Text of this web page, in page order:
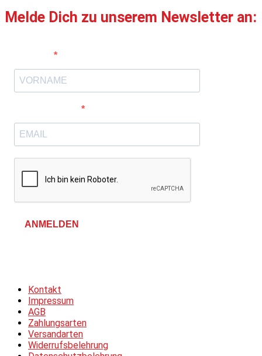
Melde Dich zu unserem Newsletter an:
ANMELDEN
Kontakt
Impressum
AGB
Zahlungsarten
Versandarten
Widerrufsbelehrung